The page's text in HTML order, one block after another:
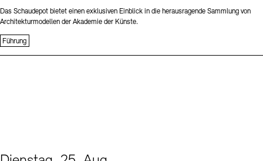
Das Schaudepot bietet einen exklusiven Einblick in die herausragende Sammlung von
Architekturmodellen der Akademie der Künste.
Führung